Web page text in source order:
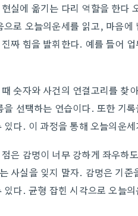
실에 옮기는 다리 역할을 한다
으로 오늘의운세를 읽고, 마음
짜 힘을 발휘한다. 예를 들어
숫자와 사건의 연결고리를
을 선택하는 연습이다. 또한 기
있다. 이 과정을 통해 오늘의운
은 감명이 너무 강하게 좌우하
사실을 잊지 말자. 감명은 기
있다. 균형 잡힌 시각으로 오늘